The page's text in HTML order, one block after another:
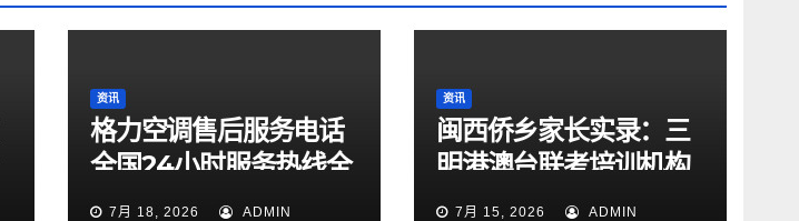
资讯
格力空调售后服务电话
全国24小时服务热线全
天候专线今日正式升级
7月 18, 2026 ADMIN
资讯
闽西侨乡家长实录：三
明港澳台联考培训机构
稀缺，跨城广州怎么
7月 15, 2026 ADMIN